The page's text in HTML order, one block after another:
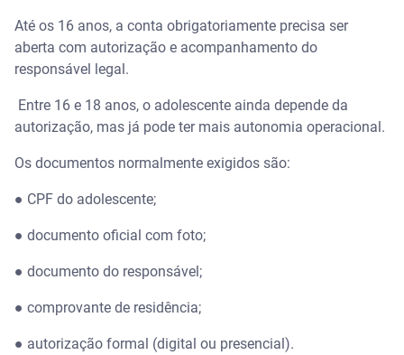
É seguro abrir conta digital para adolescente?
Até os 16 anos, a conta obrigatoriamente precisa ser
aberta com autorização e acompanhamento do
responsável legal.
Entre 16 e 18 anos, o adolescente ainda depende da
autorização, mas já pode ter mais autonomia operacional.
Os documentos normalmente exigidos são:
● CPF do adolescente;
● documento oficial com foto;
● documento do responsável;
● comprovante de residência;
● autorização formal (digital ou presencial).